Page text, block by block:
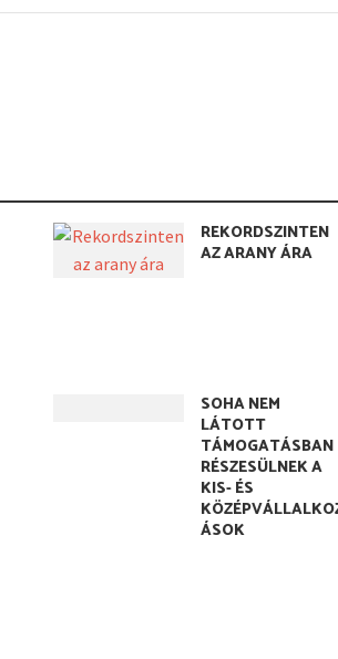
REKORDSZINTEN
AZ ARANY ÁRA
SOHA NEM
LÁTOTT
TÁMOGATÁSBAN
RÉSZESÜLNEK A
KIS- ÉS
ÁSOK